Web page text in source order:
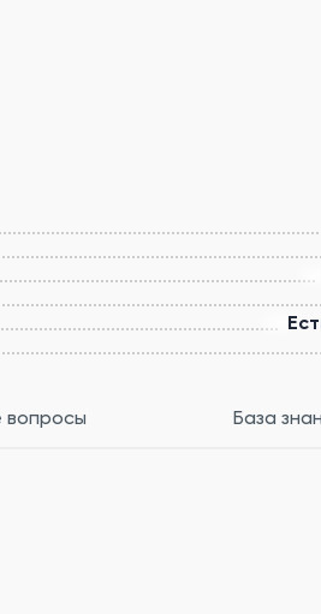
вопросы База